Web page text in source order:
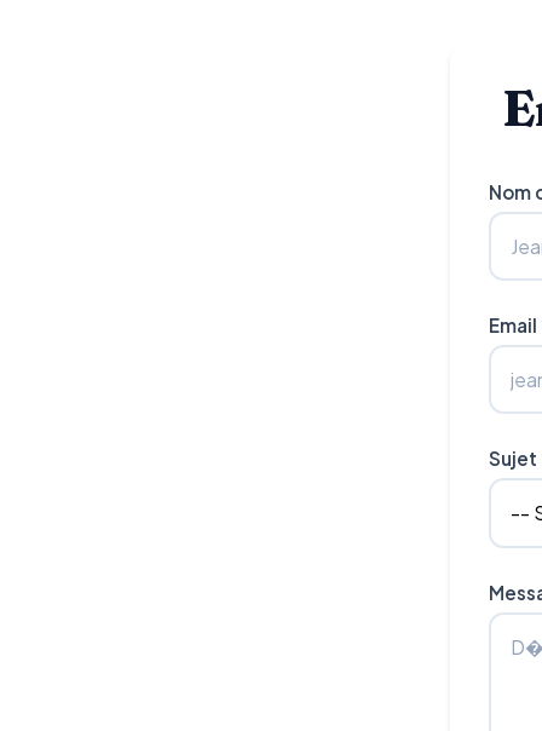
Nom
Email
Sujet